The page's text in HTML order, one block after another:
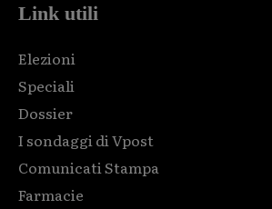
Link utili
Elezioni
Speciali
Dossier
I sondaggi di Vpost
Comunicati Stampa
Farmacie